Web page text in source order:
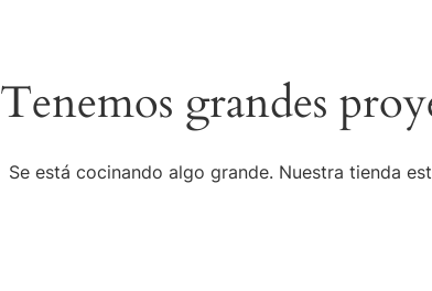
Tenemos grandes
Se está cocinando algo grande. Nuestra tienda